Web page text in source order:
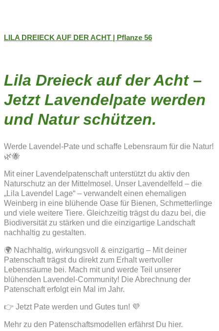
LILA DREIECK AUF DER ACHT | Pflanze 56
Lila Dreieck auf der Acht –
Jetzt Lavendelpate werden
und Natur schützen.
Werde Lavendel-Pate und schaffe Lebensraum für die Natur!
🌿🐝
Mit einer Lavendelpatenschaft unterstützt du aktiv den
Naturschutz an der Mittelmosel. Unser Lavendelfeld – die
„Lila Lavendel Lage“ – verwandelt einen ehemaligen
Weinberg in eine blühende Oase für Bienen, Schmetterlinge
und viele weitere Tiere. Gleichzeitig trägst du dazu bei, die
Biodiversität zu stärken und die einzigartige Landschaft
nachhaltig zu gestalten.
🌍 Nachhaltig, wirkungsvoll & einzigartig – Mit deiner
Patenschaft trägst du direkt zum Erhalt wertvoller
Lebensräume bei. Mach mit und werde Teil unserer
blühenden Lavendel-Community! Die Abrechnung der
Patenschaft erfolgt ein Mal im Jahr.
👉 Jetzt Pate werden und Gutes tun! 💜
Mehr zu den Patenschaftsmodellen erfährst Du hier.